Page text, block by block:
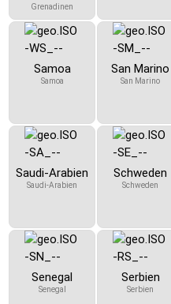
Grenadinen
Samoa
Samoa
San Marino
San Marino
Saudi-Arabien
Saudi-Arabien
Schweden
Schweden
Senegal
Senegal
Serbien
Serbien